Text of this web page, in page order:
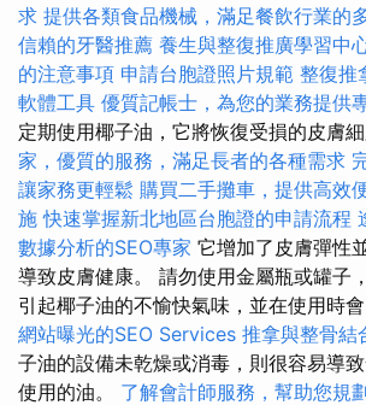
求 提供各類食品機械，滿足餐飲行業的
信賴的牙醫推薦 養生與整復推廣學習中
的注意事項 申請台胞證照片規範 整復推
軟體工具 優質記帳士，為您的業務提供
定期使用椰子油，它將恢復受損的皮膚細
家，優質的服務，滿足長者的各種需求
讓家務更輕鬆 購買二手攤車，提供高效
施 快速掌握新北地區台胞證的申請流程
數據分析的SEO專家 它增加了皮膚彈性
導致皮膚健康。 請勿使用金屬瓶或罐子
引起椰子油的不愉快氣味，並在使用時
網站曝光的SEO Services 推拿與整骨結
子油的設備未乾燥或消毒，則很容易導
使用的油。 了解會計師服務，幫助您規